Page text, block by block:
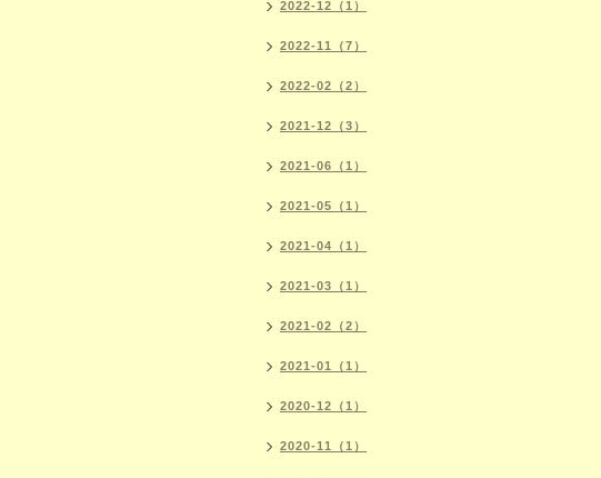
2022-12（1）
2022-11（7）
2022-02（2）
2021-12（3）
2021-06（1）
2021-05（1）
2021-04（1）
2021-03（1）
2021-02（2）
2021-01（1）
2020-12（1）
2020-11（1）